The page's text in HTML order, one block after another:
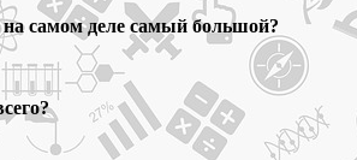
самом деле самый большой?